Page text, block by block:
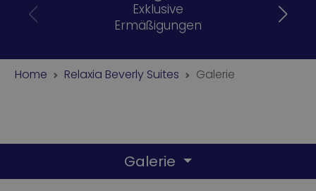
Exklusive
Ermäßigungen
Home Relaxia Beverly Suites Galerie
Galerie